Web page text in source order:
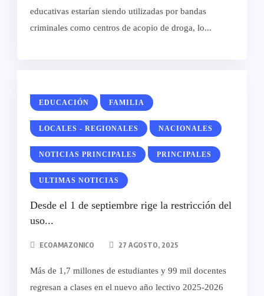
educativas estarían siendo utilizadas por bandas
criminales como centros de acopio de droga, lo...
EDUCACIÓN FAMILIA
LOCALES - REGIONALES NACIONALES
NOTICIAS PRINCIPALES PRINCIPALES
ULTIMAS NOTICIAS
Desde el 1 de septiembre rige la restricción del
uso...
ECOAMAZONICO 27 AGOSTO, 2025
Más de 1,7 millones de estudiantes y 99 mil docentes
regresan a clases en el nuevo año lectivo 2025-2026